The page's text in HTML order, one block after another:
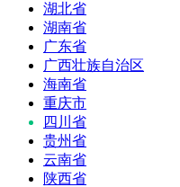
湖北省
湖南省
广东省
广西壮族自治区
海南省
重庆市
四川省
贵州省
云南省
陕西省